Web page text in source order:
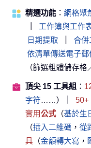
精選功能 ： 網格聚
工作簿與工作
日期提取
合併
依清單傳送電子郵
（篩選粗體儲存
頂尖 15 工具組 ：
字符……） 50+
實用公式 （基於生
（插入二維碼 ， 從
具 （金額轉大寫 ，